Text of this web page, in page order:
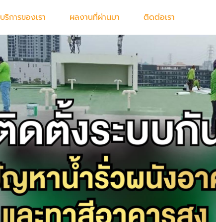
บริการของเรา ผลงานที่ผ่านมา ติดต่อเรา